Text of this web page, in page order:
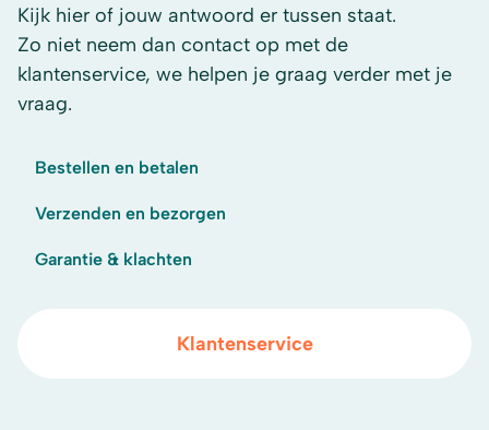
Kijk hier of jouw antwoord er tussen staat.
Zo niet neem dan contact op met de
klantenservice, we helpen je graag verder met je
vraag.
Bestellen en betalen
Verzenden en bezorgen
Garantie & klachten
Klantenservice